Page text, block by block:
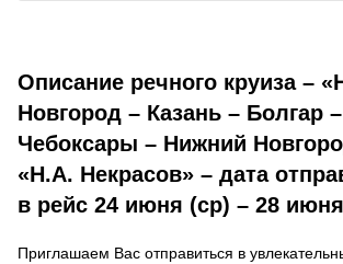
Описание речного круиза –
Новгород – Казань – Болгар
Чебоксары – Нижний
«Н.А. Некрасов» – дата
в рейс 24 июня (ср) – 28
Приглашаем Вас отправиться в